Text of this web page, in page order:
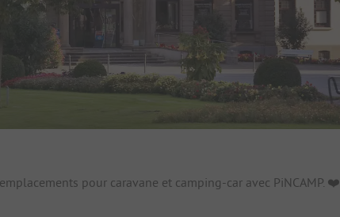
rechercher hebergements-locatifs
pour caravane et camping-car avec PiNCAMP. ❤️️